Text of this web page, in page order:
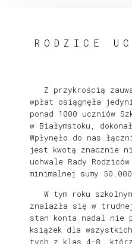
RODZICE
Z przykrością
wpłat osiągnęła
ponad 1000 uczniów
w Białymstoku,
Wpłynęło do nas
jest kwotą znacznie
uchwale Rady
minimalnej sumy
W tym roku
znalazła się w
stan konta nadal nie
książek dla
tych z klas 4-8,